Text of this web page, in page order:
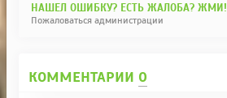
НАШЕЛ ОШИБКУ? ЕСТЬ ЖАЛОБА? ЖМИ!
Пожаловаться администрации
КОММЕНТАРИИ 0